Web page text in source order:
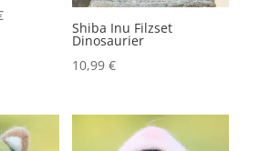
Shiba Inu Filzset
Dinosaurier
10,99€